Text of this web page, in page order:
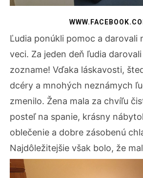
Ľudia ponúkli pomoc a darovali
veci. Za jeden deň ľudia
zozname! Vďaka láskavosti,
dcéry a mnohých neznámych
zmenilo. Žena mala za chvíľu
posteľ na spanie, krásny
oblečenie a dobre zásobenú
Najdôležitejšie však bolo, že